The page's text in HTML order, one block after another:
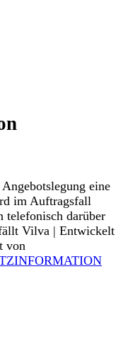
eine
im Auftragsfall
telefonisch darüber
Vilva | Entwickelt
von